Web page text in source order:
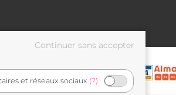
et réseaux sociaux (?)